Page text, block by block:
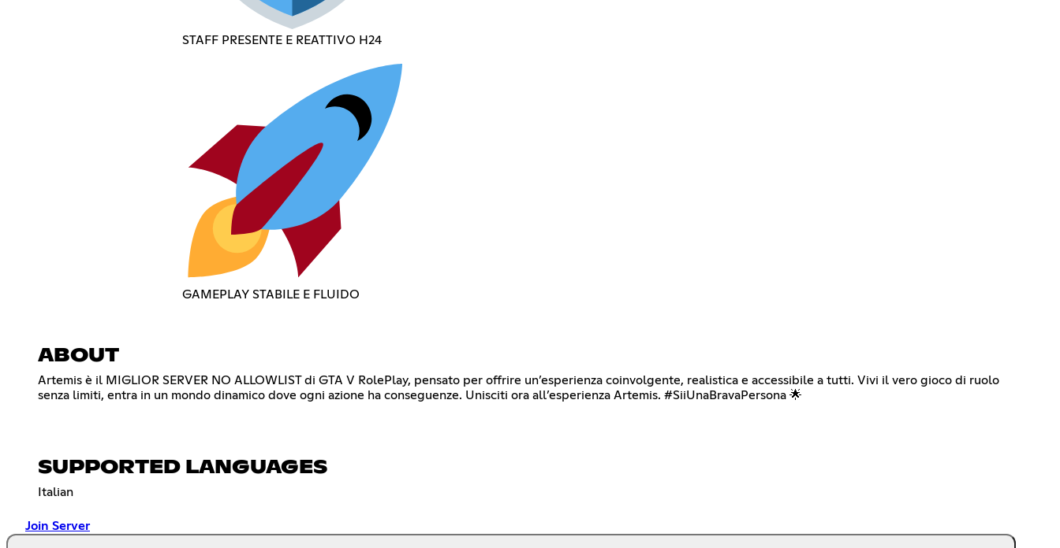
STAFF PRESENTE E REATTIVO H24
GAMEPLAY STABILE E FLUIDO
ABOUT
Artemis è il MIGLIOR SERVER NO ALLOWLIST di GTA V RolePlay, pensato per offrire un’esperienza coinvolgente, realistica e accessibile a tutti. Vivi il vero gioco di ruolo
senza limiti, entra in un mondo dinamico dove ogni azione ha conseguenze. Unisciti ora all’esperienza Artemis. #SiiUnaBravaPersona 🌟
SUPPORTED LANGUAGES
Italian
Join Server